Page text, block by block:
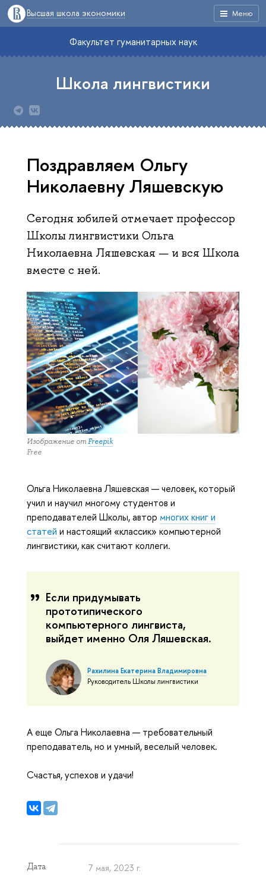
Меню
Высшая школа экономики
Факультет гуманитарных наук
Школа лингвистики
Поздравляем Ольгу
Николаевну Ляшевскую
Сегодня юбилей отмечает профессор
Школы лингвистики Ольга
Николаевна Ляшевская — и вся Школа
вместе с ней.
Изображение отFreepik
Free
Ольга Николаевна Ляшевская —человек, который
учил и научил многому студентов и
преподавателей Школы, автор многих книг и
статей и настоящий «классик» компьютерной
лингвистики, как считают коллеги.
Если придумывать
прототипического
компьютерного лингвиста,
выйдет именно Оля Ляшевская.
Рахилина Екатерина Владимировна
Руководитель Школы лингвистики
А еще Ольга Николаевна — требовательный
преподаватель, но и умный, веселый человек.
Счастья, успехов и удачи!
Дата 7 мая, 2023 г.